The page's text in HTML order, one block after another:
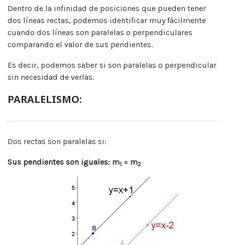
Dentro de la infinidad de posiciones que pueden tener
dos líneas rectas, podemos identificar muy fácilmente
cuando dos líneas son paralelas o perpendiculares
comparando el valor de sus pendientes.
Es decir, podemos saber si son paralelas o perpendicular
sin necesidad de verlas.
PARALELISMO:
Dos rectas son paralelas si:
Sus pendientes son iguales: m1 = m2